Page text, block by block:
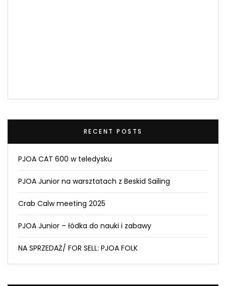
RECENT POSTS
PJOA CAT 600 w teledysku
PJOA Junior na warsztatach z Beskid Sailing
Crab Calw meeting 2025
PJOA Junior – łódka do nauki i zabawy
NA SPRZEDAŻ/ FOR SELL: PJOA FOLK